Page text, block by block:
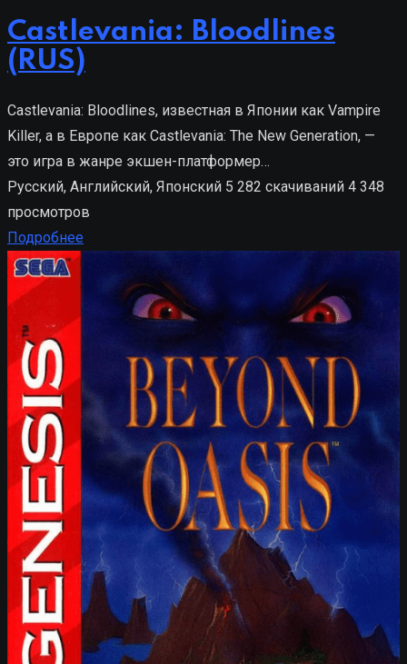
Castlevania: Bloodlines
(RUS)
Castlevania: Bloodlines, известная в Японии как Vampire
Killer, а в Европе как Castlevania: The New Generation, —
это игра в жанре экшен-платформер…
Русский, Английский, Японский 5 282 скачиваний 4 348
просмотров
Подробнее